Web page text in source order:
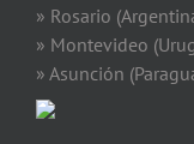
» Rosario
» Montevideo
» Asunción